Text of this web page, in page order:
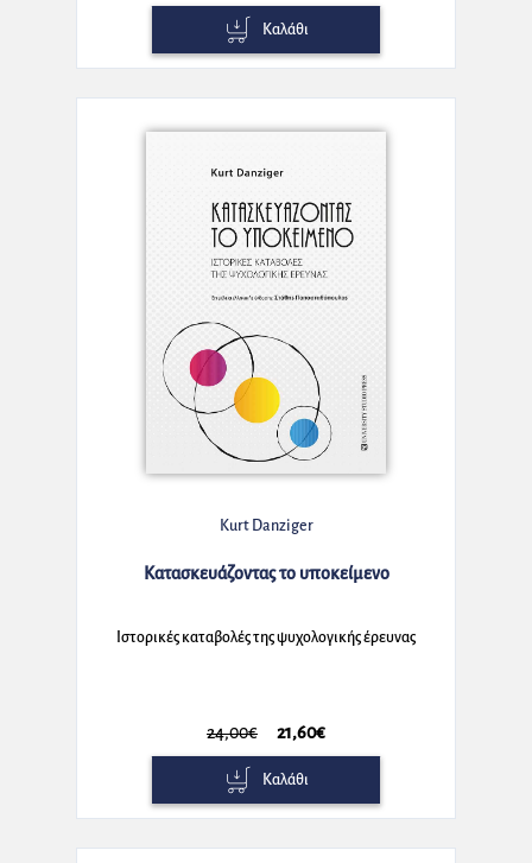
Καλάθι
Kurt Danziger
Κατασκευάζοντας το υποκείμενο
Ιστορικές καταβολές της ψυχολογικής έρευνας
24,00€ 21,60€
Καλάθι